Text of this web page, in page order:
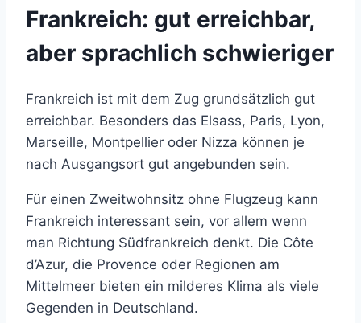
Frankreich: gut erreichbar,
aber sprachlich schwieriger
Frankreich ist mit dem Zug grundsätzlich gut
erreichbar. Besonders das Elsass, Paris, Lyon,
Marseille, Montpellier oder Nizza können je
nach Ausgangsort gut angebunden sein.
Für einen Zweitwohnsitz ohne Flugzeug kann
Frankreich interessant sein, vor allem wenn
man Richtung Südfrankreich denkt. Die Côte
d’Azur, die Provence oder Regionen am
Mittelmeer bieten ein milderes Klima als viele
Gegenden in Deutschland.